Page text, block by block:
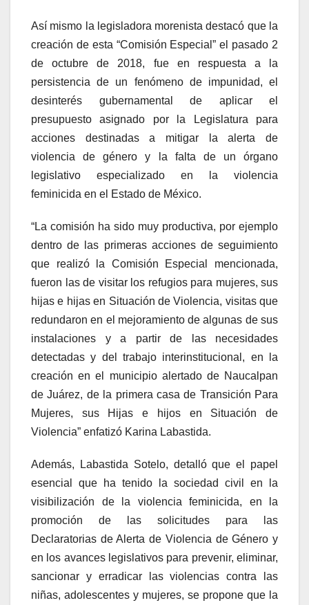
Así mismo la legisladora morenista destacó que la
creación de esta “Comisión Especial” el pasado 2
de octubre de 2018, fue en respuesta a la
persistencia de un fenómeno de impunidad, el
desinterés gubernamental de aplicar el
presupuesto asignado por la Legislatura para
acciones destinadas a mitigar la alerta de
violencia de género y la falta de un órgano
legislativo especializado en la violencia
feminicida en el Estado de México.
“La comisión ha sido muy productiva, por ejemplo
dentro de las primeras acciones de seguimiento
que realizó la Comisión Especial mencionada,
fueron las de visitar los refugios para mujeres, sus
hijas e hijas en Situación de Violencia, visitas que
redundaron en el mejoramiento de algunas de sus
instalaciones y a partir de las necesidades
detectadas y del trabajo interinstitucional, en la
creación en el municipio alertado de Naucalpan
de Juárez, de la primera casa de Transición Para
Mujeres, sus Hijas e hijos en Situación de
Violencia” enfatizó Karina Labastida.
Además, Labastida Sotelo, detalló que el papel
esencial que ha tenido la sociedad civil en la
visibilización de la violencia feminicida, en la
promoción de las solicitudes para las
Declaratorias de Alerta de Violencia de Género y
en los avances legislativos para prevenir, eliminar,
sancionar y erradicar las violencias contra las
niñas, adolescentes y mujeres, se propone que la